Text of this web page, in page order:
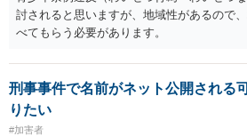
せん。まして，刑罰として罰せられること
以上のように犯罪の嫌疑が否定されますか
が成立することが前提ですので，不起訴と
いています。不起訴にするにしても，不起
あえて不起訴の理由を挙げるなら，「嫌疑
す。
討されると思いますが、地域性があるので
べてもらう必要があります。
刑事事件で名前がネット公開される
りたい
#加害者